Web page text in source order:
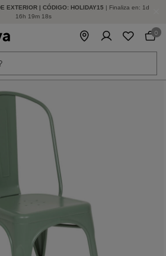
EXTERIOR | CÓDIGO: HOLIDAY15 | Finaliza en: 1d
16h 19m 18s
DESCUENTO | SEGUNDAS REBAJAS
0